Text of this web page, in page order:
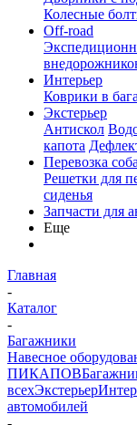
Колесные
Off-road
Интерьер
Коврики в
Экстерьер
Антискол
капота
Перевозка
Решетки для
сиденья
Запчасти для
Еще
Главная
-
Каталог
-
Багажники
Навесное
ПИКАПОВ
всехЭкстерьер
автомобилей